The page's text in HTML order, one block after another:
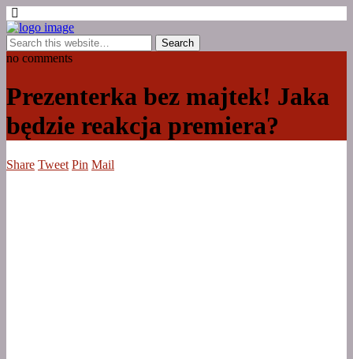
no comments
Prezenterka bez majtek! Jaka
będzie reakcja premiera?
Share Tweet Pin Mail